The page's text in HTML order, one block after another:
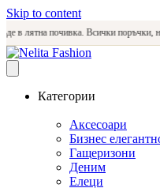
Skip to content
почивка. Всички поръчки,
Категории
Аксесоари
Бизнес
Гащеризони
Деним
Елеци